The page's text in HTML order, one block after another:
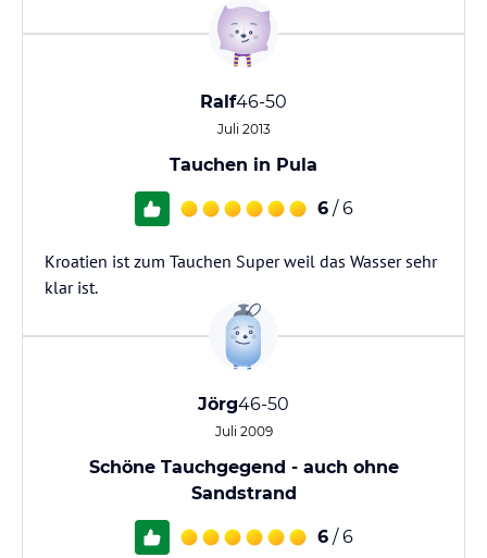
Ralf46-50
Juli 2013
Tauchen in Pula
6 / 6
Kroatien ist zum Tauchen Super weil das Wasser sehr
klar ist.
Jörg46-50
Juli 2009
Schöne Tauchgegend - auch ohne
Sandstrand
6 / 6